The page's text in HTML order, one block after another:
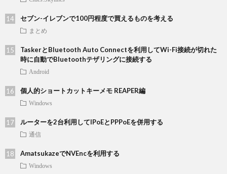
セブン-イレブンで100円程度で買えるものを考える
まとめ
TaskerとBluetooth Auto Connectを利用してWi-Fi接続が切れた
時に自動でBluetoothテザリングに接続する
Android
個人的ショートカットキーメモ REAPER編
Windows
ルーターを2台利用してIPoEとPPPoEを併用する
通信
AmatsukazeでNVEncを利用する
Windows